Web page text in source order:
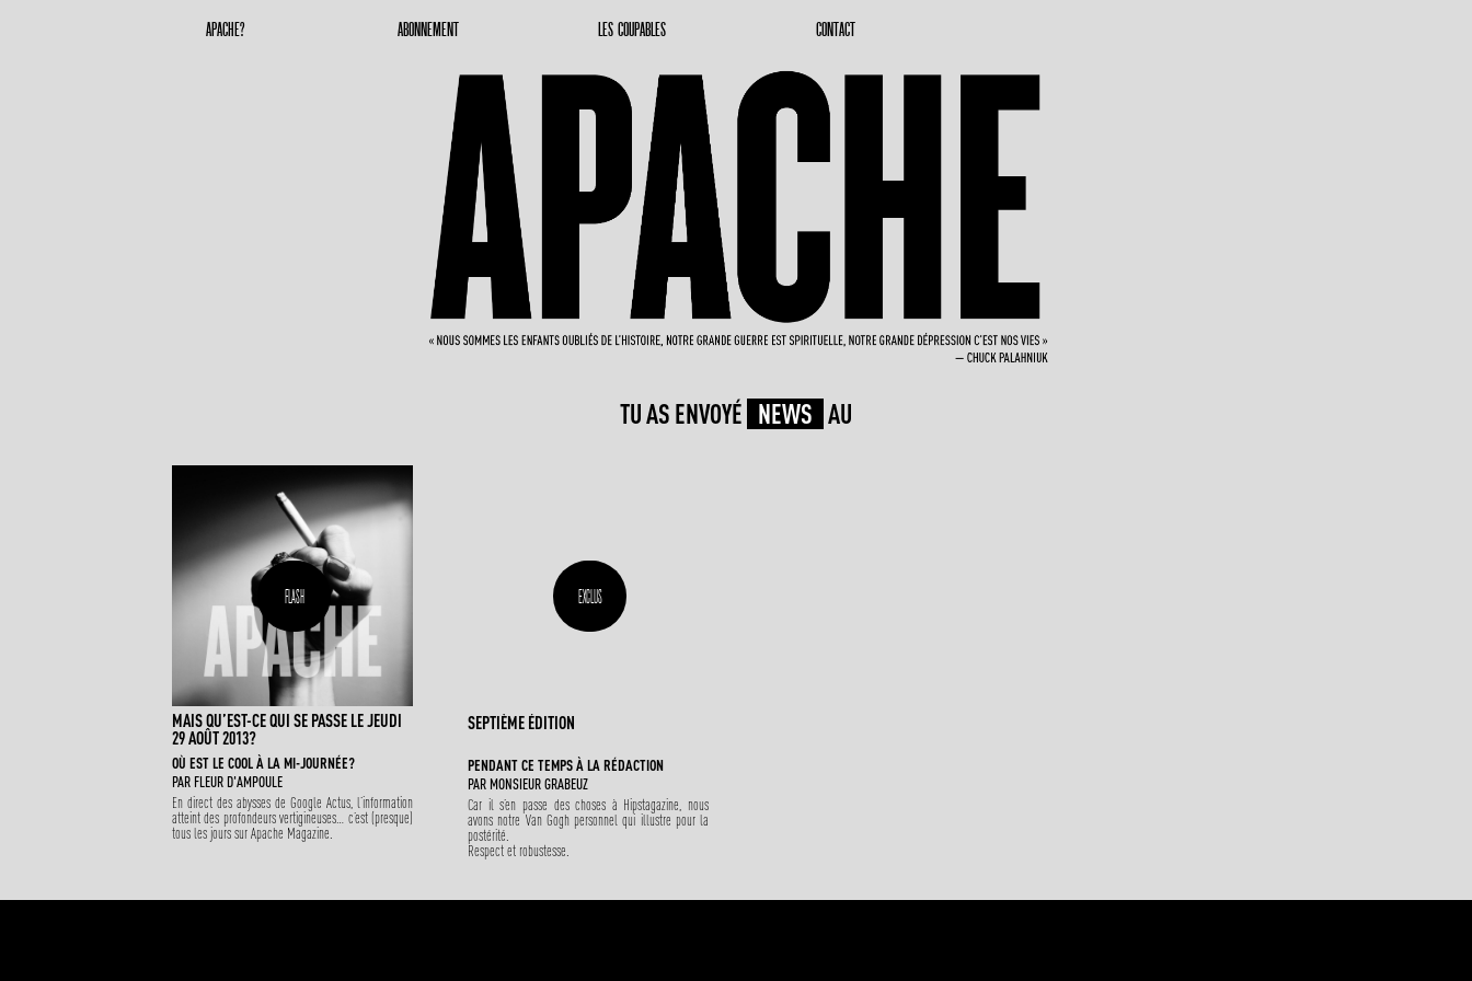
APACHE? ABONNEMENT LES COUPABLES CONTACT
TU AS ENVOYÉ NEWS AU
FLASH
MAIS QU’EST-CE QUI SE PASSE LE JEUDI
29 AOÛT 2013?
OÙ EST LE COOL À LA MI-JOURNÉE?
PARFLEUR D'AMPOULE
En direct des abysses de Google Actus, l’information
atteint des profondeurs vertigineuses… c’est (presque)
tous les jours sur Apache Magazine.
EXCLUS
SEPTIÈME ÉDITION
PENDANT CE TEMPS À LA RÉDACTION
PARMONSIEUR GRABEUZ
Car il s’en passe des choses à Hipstagazine, nous
avons notre Van Gogh personnel qui illustre pour la
postérité.
Respect et robustesse.